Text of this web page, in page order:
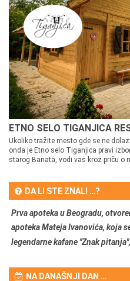
ETNO SELO TIGANJICA
Ukoliko tražite mesto gde se ne
onda je Etno selo Tiganjica pravi
starog Banata, vodi vas kroz priču o
DA LI STE ZNALI …?
Prva apoteka u Beogradu,
apoteka Mateja Ivanovića, koja
legendarne kafane "Znak
NA DANAŠNJI DAN …